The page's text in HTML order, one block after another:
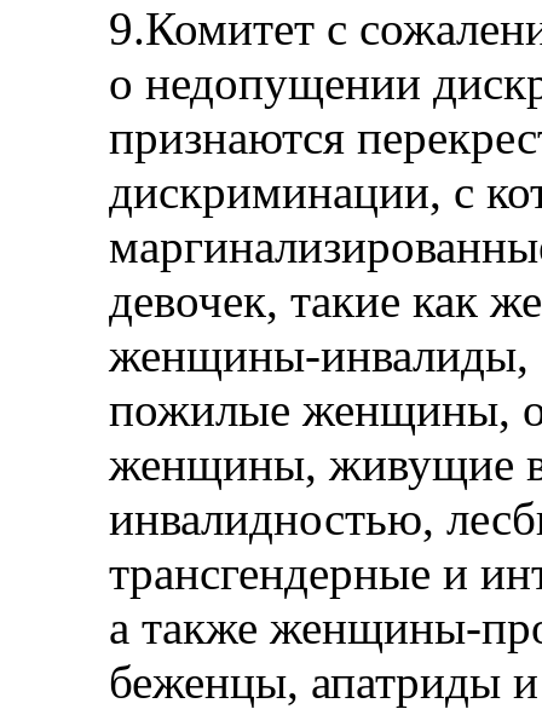
9.Комитет с
о недопущении
признаются
дискриминации, с
девочек, такие как
женщины-инвалиды,
пожилые женщины,
женщины, живущие
инвалидностью,
трансгендерные и
а также женщины-
беженцы, апатриды